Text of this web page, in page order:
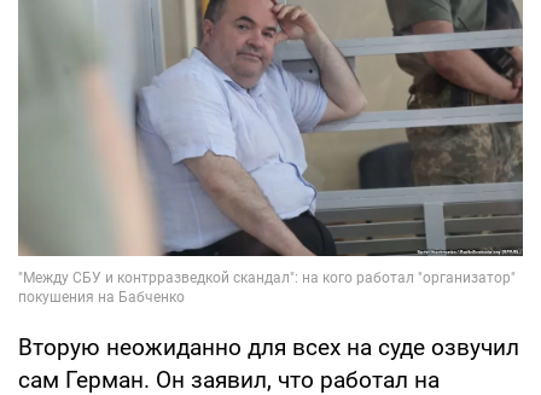
Вторую неожиданно для всех на суде озвучил
сам Герман. Он заявил, что работал на